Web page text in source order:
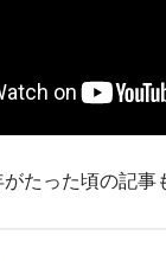
たった頃の記事